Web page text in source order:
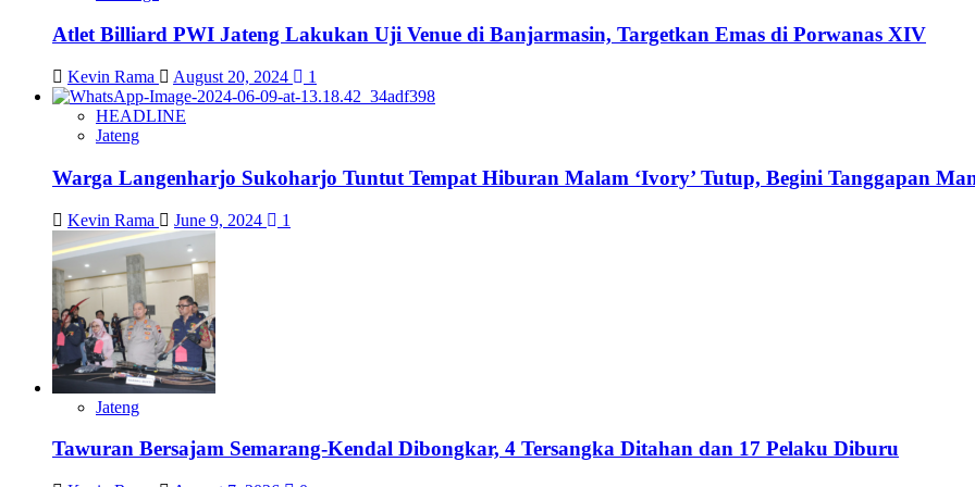
Atlet Billiard PWI Jateng Lakukan Uji Venue di Banjarmasin, Targetkan Emas di Porwanas XIV
Kevin Rama August 20, 2024 1
HEADLINE
Jateng
Warga Langenharjo Sukoharjo Tuntut Tempat Hiburan Malam ‘Ivory’ Tutup, Begini Tanggapan
Kevin Rama June 9, 2024 1
Jateng
Tawuran Bersajam Semarang-Kendal Dibongkar, 4 Tersangka Ditahan dan 17 Pelaku Diburu